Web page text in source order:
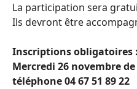
La participation sera
Ils devront être
Inscriptions obligatoires :
Mercredi 26 novembre
téléphone 04 67 51 89 22